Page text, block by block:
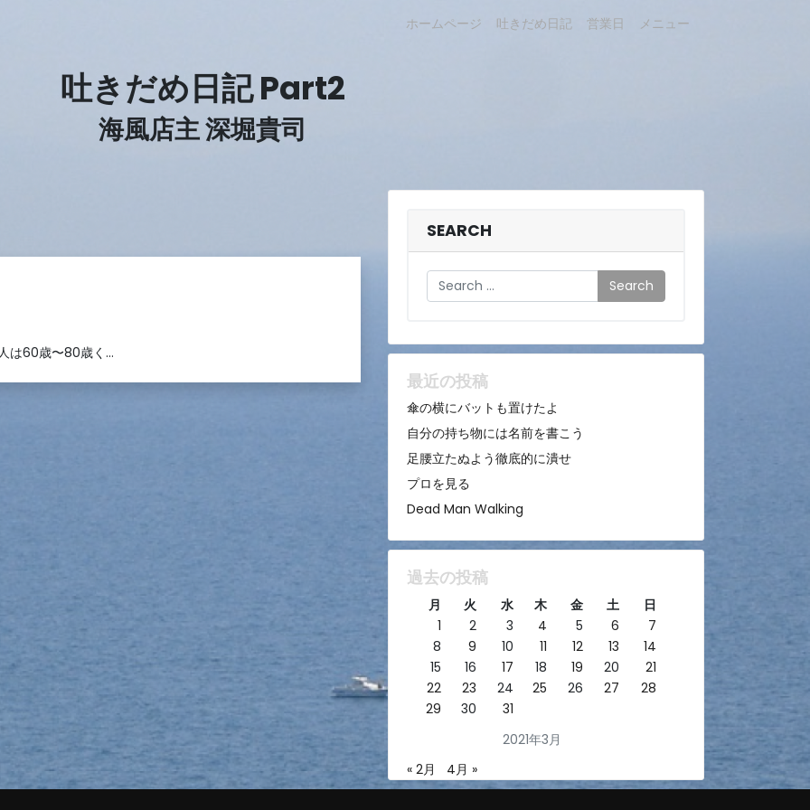
ホームページ 吐きだめ日記 営業日 メニュー
吐きだめ日記 Part2
海風店主 深堀貴司
は60歳〜80歳く…
SEARCH
Search
最近の投稿
傘の横にバットも置けたよ
自分の持ち物には名前を書こう
足腰立たぬよう徹底的に潰せ
プロを見る
Dead Man Walking
過去の投稿
2021年3月
月 火 水 木 金 土
日
1
2 3 4 5 6
7
8
9 10 11 12 13
14
15
16 17 18 19 20
21
22
23 24 25 26 27
28
29
30 31
« 2月 4月 »